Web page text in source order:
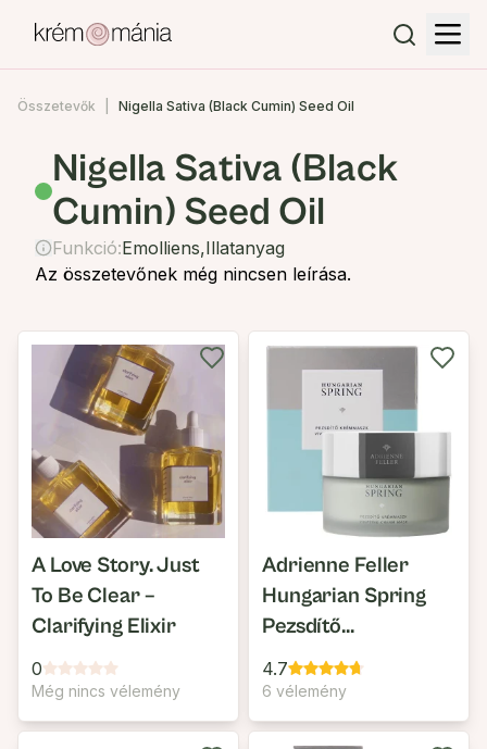
Összetevők Nigella Sativa (Black Cumin) Seed Oil
Nigella Sativa (Black
Cumin) Seed Oil
Funkció:Emolliens,Illatanyag
Az összetevőnek még nincsen leírása.
A Love Story. Just
To Be Clear –
Clarifying Elixir
0
Még nincs vélemény
Adrienne Feller
Hungarian Spring
Pezsdítő
Krémmaszk
4.7
6 vélemény